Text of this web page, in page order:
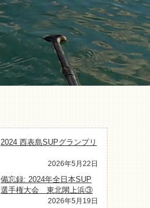
2024 西表島SUPグランプリ
2026年5月22日
備忘録: 2024年全日本SUP
選手権大会 東北閖上浜③
2026年5月19日